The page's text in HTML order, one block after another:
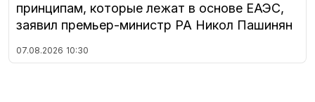
принципам, которые лежат в основе ЕАЭС,
заявил премьер-министр РА Никол Пашинян
07.08.2026 10:30